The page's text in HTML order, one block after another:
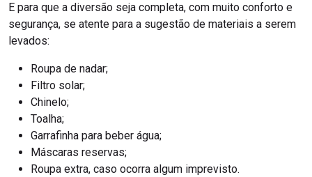
E para que a diversão seja completa, com muito conforto e
segurança, se atente para a sugestão de materiais a serem
levados:
Roupa de nadar;
Filtro solar;
Chinelo;
Toalha;
Garrafinha para beber água;
Máscaras reservas;
Roupa extra, caso ocorra algum imprevisto.